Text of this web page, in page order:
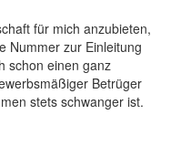
für mich anzubieten,
Nummer zur Einleitung
schon einen ganz
Betrüger
stets schwanger ist.